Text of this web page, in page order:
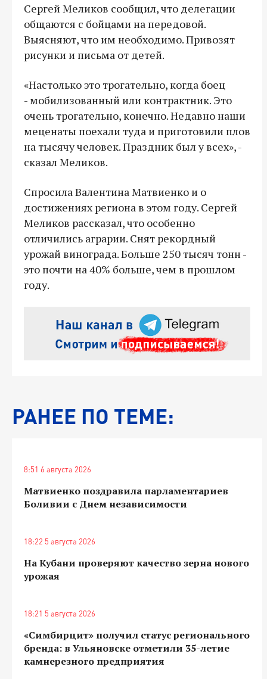
Сергей Меликов сообщил, что делегации
общаются с бойцами на передовой.
Выясняют, что им необходимо. Привозят
рисунки и письма от детей.
«Настолько это трогательно, когда боец
- мобилизованный или контрактник. Это
очень трогательно, конечно. Недавно наши
меценаты поехали туда и приготовили плов
на тысячу человек. Праздник был у всех», -
сказал Меликов.
Спросила Валентина Матвиенко и о
достижениях региона в этом году. Сергей
Меликов рассказал, что особенно
отличились аграрии. Снят рекордный
урожай винограда. Больше 250 тысяч тонн -
это почти на 40% больше, чем в прошлом
году.
РАНЕЕ ПО ТЕМЕ:
8:51 6 августа 2026
Матвиенко поздравила парламентариев
Боливии с Днем независимости
18:22 5 августа 2026
На Кубани проверяют качество зерна нового
урожая
18:21 5 августа 2026
«Симбирцит» получил статус регионального
бренда: в Ульяновске отметили 35-летие
камнерезного предприятия